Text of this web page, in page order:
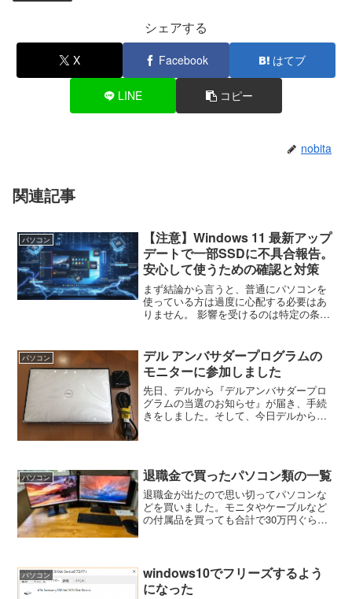
シェアする
X Facebook はてブ
LINE コピー
nobita
関連記事
パソコン
【注意】Windows 11 最新アップ
デートで一部SSDに不具合報告。
安心して使うための確認と対策
まず結論から言うと、普通にパソコンを
使っている方は過度に心配する必要はあ
りません。 影響を受けるのは特定の条件
Microsoftから修正パッチも配信されてい
ます。最近配信され...
パソコン
デル アンバサダープログラムの
モニターに参加しました
先日、デルから『デルアンバサダープロ
グラムの当選のお知らせ』が届き、手続
きをしました。そして、今日デルからパ
コンは最新のXPS1...
パソコン 退職金で買ったパソコン類の一覧
退職金が出たので思い切ってパソコンな
どを買いました。モニタやケーブルなど
の付属品を買っても合計で30万円ぐらい
パソコン
windows10でフリーズするよう
になった